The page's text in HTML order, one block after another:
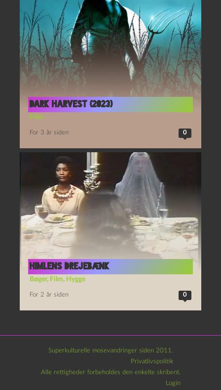
Dark harvest (2023)
Film
For 3 år siden 0
himlens drejebænk
Bøger, Film, Hygge
For 2 år siden 0
Superkulturelle mosevandringer siden 2011.
Privatlivspolitik
Alle rettigheder forbeholdes den enkelte skribent.
Login